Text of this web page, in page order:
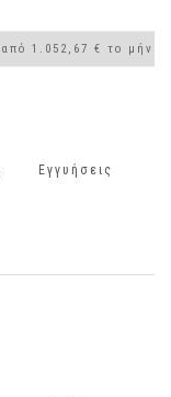
Εγγυήσεις